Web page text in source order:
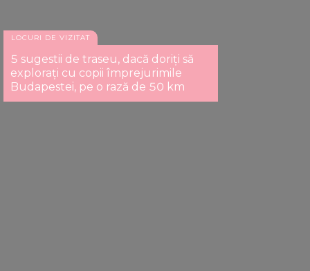
LOCURI DE VIZITAT
5 sugestii de traseu, dacă doriți să
explorați cu copii împrejurimile
Budapestei, pe o rază de 50 km